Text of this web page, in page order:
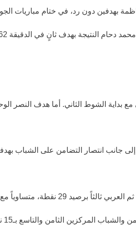
بهدفين دون رد، في ختام مباريات الجولة
محمد دحام النتيجة بهدف ثانٍ في الدقيقة 62 إثر تسديدة قوية بعد تمريرة مميزة من زميله يوسف ناصر.
إلى جانب انتصار التضامن على الشباب
العربي ثالثاً برصيد 29 نقطة، متساوياً مع
و الشباب المركزين الثامن والتاسع بـ15 نقطة لكل منهما، بينما يتذيل